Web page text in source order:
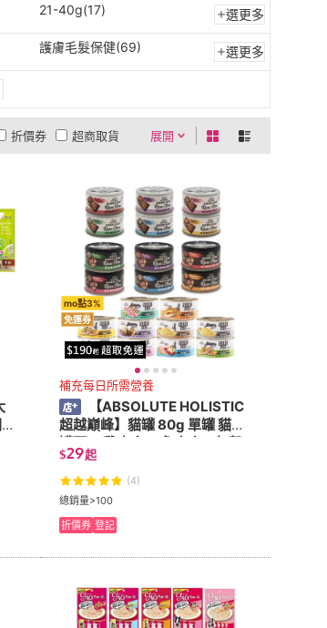
21-40g(17) 選更多
護膚毛髮保健(69) 選更多
展開
折價券
有影片
有量
超商取貨
及以上
1
mo點3%
免運券
補充每日所需營養
【ABSOLUTE HOLISTIC
超越巔峰】貓罐 80g 單罐 貓咪
罐頭 、雞肉底、 魚肉底、無穀
湯罐 、貓罐頭
$29起
(4)
總銷量>100
折價券 登記